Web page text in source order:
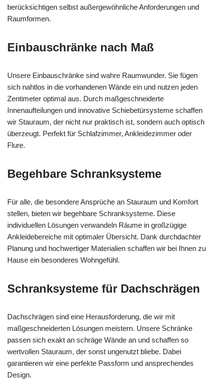
berücksichtigen selbst außergewöhnliche Anforderungen und
Raumformen.
Einbauschränke nach Maß
Unsere Einbauschränke sind wahre Raumwunder. Sie fügen
sich nahtlos in die vorhandenen Wände ein und nutzen jeden
Zentimeter optimal aus. Durch maßgeschneiderte
Innenaufteilungen und innovative Schiebetürsysteme schaffen
wir Stauraum, der nicht nur praktisch ist, sondern auch optisch
überzeugt. Perfekt für Schlafzimmer, Ankleidezimmer oder
Flure.
Begehbare Schranksysteme
Für alle, die besondere Ansprüche an Stauraum und Komfort
stellen, bieten wir begehbare Schranksysteme. Diese
individuellen Lösungen verwandeln Räume in großzügige
Ankleidebereiche mit optimaler Übersicht. Dank durchdachter
Planung und hochwertiger Materialien schaffen wir bei Ihnen zu
Hause ein besonderes Wohngefühl.
Schranksysteme für Dachschrägen
Dachschrägen sind eine Herausforderung, die wir mit
maßgeschneiderten Lösungen meistern. Unsere Schränke
passen sich exakt an schräge Wände an und schaffen so
wertvollen Stauraum, der sonst ungenutzt bliebe. Dabei
garantieren wir eine perfekte Passform und ansprechendes
Design.